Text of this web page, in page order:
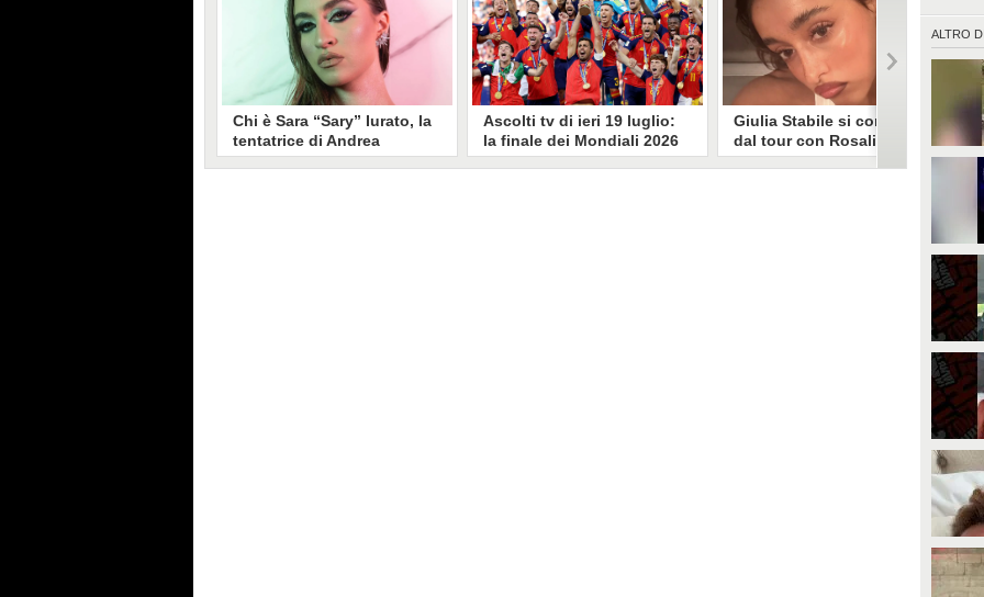
ALTRO DI
Chi è Sara “Sary” Iurato, la
tentatrice di Andrea
Petraroli a Temptation
Ascolti tv di ieri 19 luglio:
la finale dei Mondiali 2026
Spagna-Argentina
Giulia Stabile si confessa
dal tour con Rosalia: "Non
sono stata bene, costretta
ballo di Rosalia, Giulia Stabile si è
lasciata andare a una confessione
altri. A volte è già dentro di noi".